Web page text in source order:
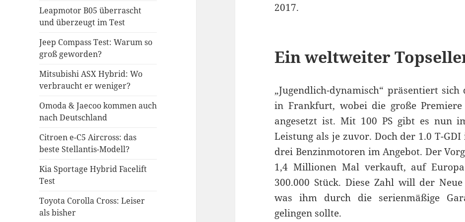
Leapmotor B05 überrascht
und überzeugt im Test
Jeep Compass Test: Warum so
groß geworden?
Mitsubishi ASX Hybrid: Wo
verbraucht er weniger?
Omoda & Jaecoo kommen auch
nach Deutschland
Citroen e-C5 Aircross: das
beste Stellantis-Modell?
Kia Sportage Hybrid Facelift
Test
Toyota Corolla Cross: Leiser
als bisher
2017.
Ein weltweiter
„Jugendlich-dynamisch“ präsentiert
in Frankfurt, wobei die große
angesetzt ist. Mit 100 PS gibt es nun
Leistung als je zuvor. Doch der 1.0 T-
drei Benzinmotoren im Angebot. Der
1,4 Millionen Mal verkauft, auf
300.000 Stück. Diese Zahl will der
was ihm durch die serienmäßige
gelingen sollte.